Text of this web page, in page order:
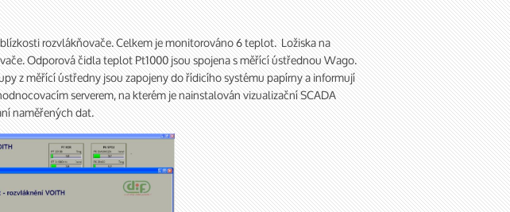
rozvlákňovače. Celkem je monitorováno 6 teplot. Ložiska na
Odporová čidla teplot Pt1000 jsou spojena s měřící ústřednou Wago.
z měřící ústředny jsou zapojeny do řídicího systému papírny a informují
serverem, na kterém je nainstalován vizualizační SCADA
naměřených dat.